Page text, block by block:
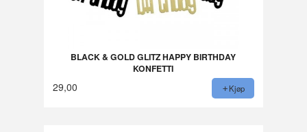
BLACK & GOLD GLITZ HAPPY BIRTHDAY
KONFETTI
29,00 Kjøp